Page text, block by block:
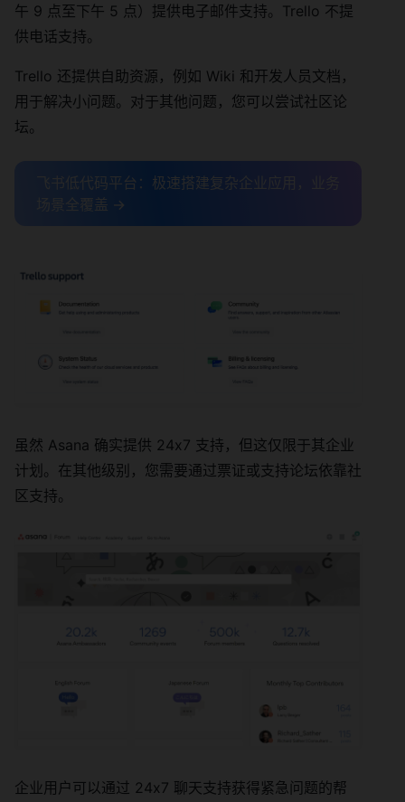
午 9 点至下午 5 点）提供电子邮件支持。Trello 不提
供电话支持。
Trello 还提供自助资源，例如 Wiki 和开发人员文档，
用于解决小问题。对于其他问题，您可以尝试社区论
坛。
飞书低代码平台：极速搭建复杂企业应用，业务
场景全覆盖 →
虽然 Asana 确实提供 24x7 支持，但这仅限于其企业
计划。在其他级别，您需要通过票证或支持论坛依靠社
区支持。
企业用户可以通过 24x7 聊天支持获得紧急问题的帮